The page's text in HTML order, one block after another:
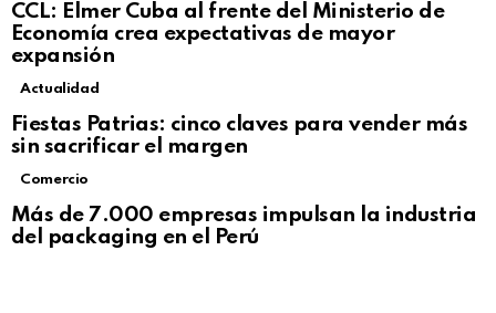
CCL: Elmer Cuba al frente del Ministerio de
Economía crea expectativas de mayor
expansión
Actualidad
Fiestas Patrias: cinco claves para vender más
sin sacrificar el margen
Comercio
Más de 7.000 empresas impulsan la industria
del packaging en el Perú